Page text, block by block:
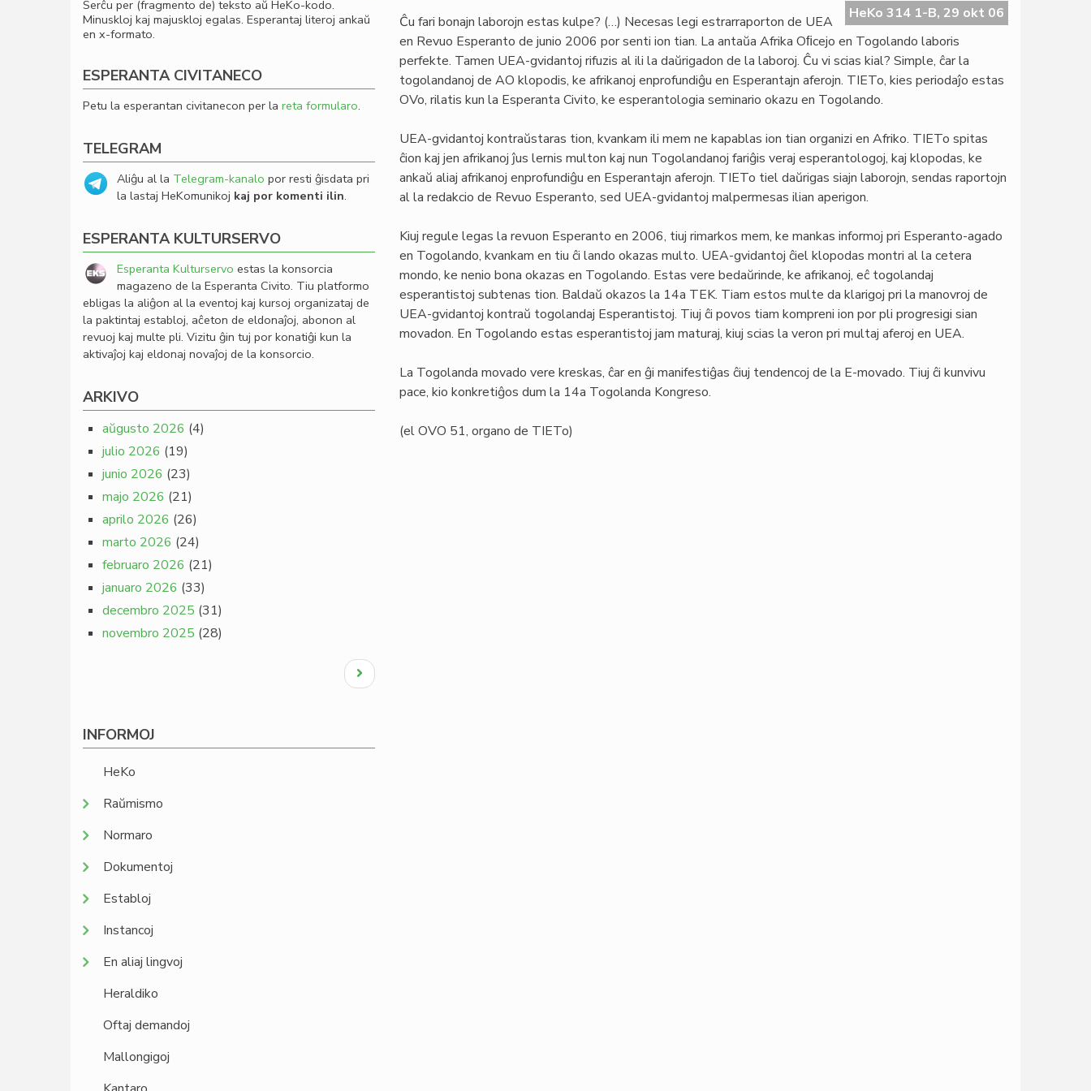
HeKo 314 1-B, 29 okt 06
Ĉu fari bonajn laborojn estas kulpe? (…) Necesas legi estrarraporton de UEA
en Revuo Esperanto de junio 2006 por senti ion tian. La antaŭa Afrika Oﬁcejo en Togolando laboris
perfekte. Tamen UEA-gvidantoj rifuzis al ili la daŭrigadon de la laboroj. Ĉu vi scias kial? Simple, ĉar la
togolandanoj de AO klopodis, ke afrikanoj enprofundiĝu en Esperantajn aferojn. TIETo, kies periodaĵo estas
OVo, rilatis kun la Esperanta Civito, ke esperantologia seminario okazu en Togolando.
UEA-gvidantoj kontraŭstaras tion, kvankam ili mem ne kapablas ion tian organizi en Afriko. TIETo spitas
ĉion kaj jen afrikanoj ĵus lernis multon kaj nun Togolandanoj fariĝis veraj esperantologoj, kaj klopodas, ke
ankaŭ aliaj afrikanoj enprofundiĝu en Esperantajn aferojn. TIETo tiel daŭrigas siajn laborojn, sendas raportojn
al la redakcio de Revuo Esperanto, sed UEA-gvidantoj malpermesas ilian aperigon.
Kiuj regule legas la revuon Esperanto en 2006, tiuj rimarkos mem, ke mankas informoj pri Esperanto-agado
en Togolando, kvankam en tiu ĉi lando okazas multo. UEA-gvidantoj ĉiel klopodas montri al la cetera
mondo, ke nenio bona okazas en Togolando. Estas vere bedaŭrinde, ke afrikanoj, eĉ togolandaj
esperantistoj subtenas tion. Baldaŭ okazos la 14a TEK. Tiam estos multe da klarigoj pri la manovroj de
UEA-gvidantoj kontraŭ togolandaj Esperantistoj. Tiuj ĉi povos tiam kompreni ion por pli progresigi sian
movadon. En Togolando estas esperantistoj jam maturaj, kiuj scias la veron pri multaj aferoj en UEA.
La Togolanda movado vere kreskas, ĉar en ĝi manifestiĝas ĉiuj tendencoj de la E-movado. Tiuj ĉi kunvivu
pace, kio konkretiĝos dum la 14a Togolanda Kongreso.
(el OVO 51, organo de TIETo)
Serĉu per (fragmento de) teksto aŭ HeKo-kodo.
Minuskloj kaj majuskloj egalas. Esperantaj literoj ankaŭ
en x-formato.
ESPERANTA CIVITANECO
Petu la esperantan civitanecon per la reta formularo.
TELEGRAM
Aliĝu al la Telegram-kanalo por resti ĝisdata pri
la lastaj HeKomunikoj kaj por komenti ilin.
ESPERANTA KULTURSERVO
Esperanta Kulturservo estas la konsorcia
magazeno de la Esperanta Civito. Tiu platformo
ebligas la aliĝon al la eventoj kaj kursoj organizataj de
la paktintaj establoj, aĉeton de eldonaĵoj, abonon al
revuoj kaj multe pli. Vizitu ĝin tuj por konatiĝi kun la
aktivaĵoj kaj eldonaj novaĵoj de la konsorcio.
ARKIVO
aŭgusto 2026 (4)
julio 2026 (19)
junio 2026 (23)
majo 2026 (21)
aprilo 2026 (26)
marto 2026 (24)
februaro 2026 (21)
januaro 2026 (33)
decembro 2025 (31)
novembro 2025 (28)
Next
page
INFORMOJ
HeKo
Raŭmismo
Normaro
Dokumentoj
Establoj
Instancoj
En aliaj lingvoj
Heraldiko
Oftaj demandoj
Mallongigoj